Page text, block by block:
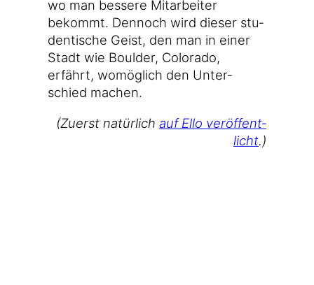
wo man bes­se­re Mit­ar­bei­ter
bekommt. Den­noch wird die­ser stu­
den­ti­sche Geist, den man in einer
Stadt wie Bould­er, Colo­ra­do,
erfährt, womög­lich den Unter­
schied machen.
(Zuerst natür­lich auf Ello ver­öf­fent­
licht.)